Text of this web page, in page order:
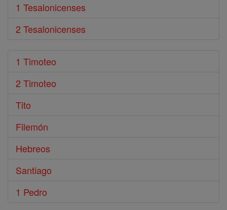
1 Tesalonicenses
2 Tesalonicenses
1 Timoteo
2 Timoteo
Tito
Filemón
Hebreos
Santiago
1 Pedro